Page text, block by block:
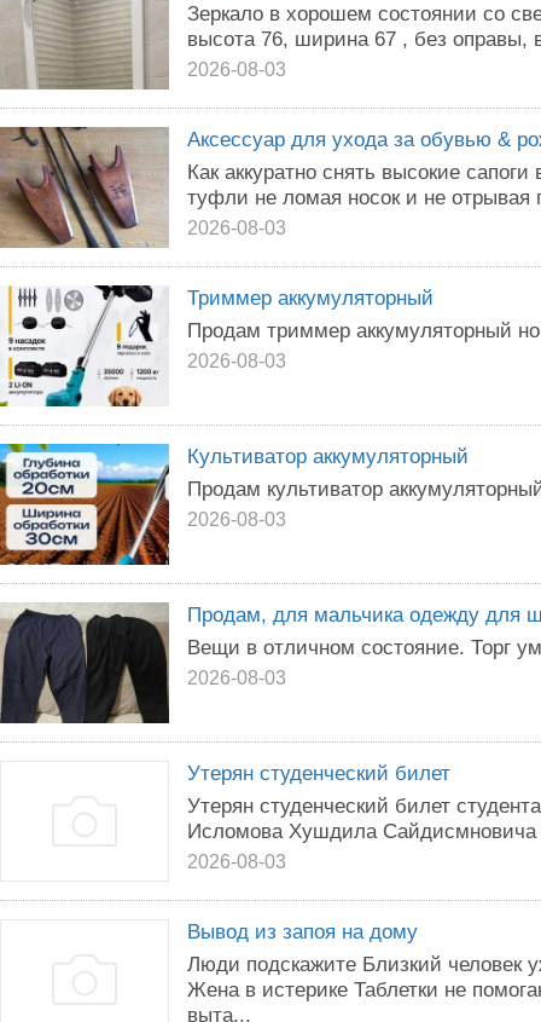
Зеркало в хорошем состоянии со
высота 76, ширина 67 , без оправы,
2026-08-03
Аксессуар для ухода за обувью &
Как аккуратно снять высокие
туфли не ломая носок и не отрывая
2026-08-03
Триммер аккумуляторный
Продам триммер аккумуляторный
2026-08-03
Культиватор аккумуляторный
Продам культиватор
2026-08-03
Продам, для мальчика одежду для
Вещи в отличном состояние. Торг
2026-08-03
Утерян студенческий билет
Утерян студенческий билет
Исломова Хушдила Сайдисмновича
2026-08-03
Вывод из запоя на дому
Люди подскажите Близкий человек
Жена в истерике Таблетки не
выта...